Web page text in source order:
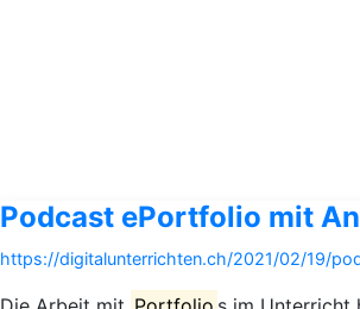
Podcast ePortfolio mit
https://digitalunterrichten.ch/2021/02/19/